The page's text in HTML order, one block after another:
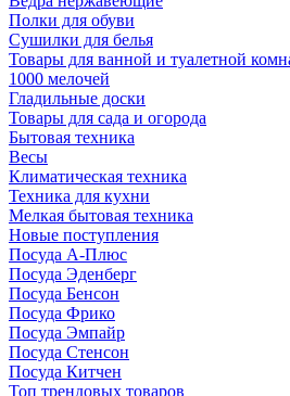
Полки для обуви
Сушилки для белья
Товары для ванной и туалетной
1000 мелочей
Гладильные доски
Товары для сада и огорода
Бытовая техника
Весы
Климатическая техника
Техника для кухни
Мелкая бытовая техника
Новые поступления
Посуда А-Плюс
Посуда Эденберг
Посуда Бенсон
Посуда Фрико
Посуда Эмпайр
Посуда Стенсон
Посуда Китчен
Топ трендовых товаров